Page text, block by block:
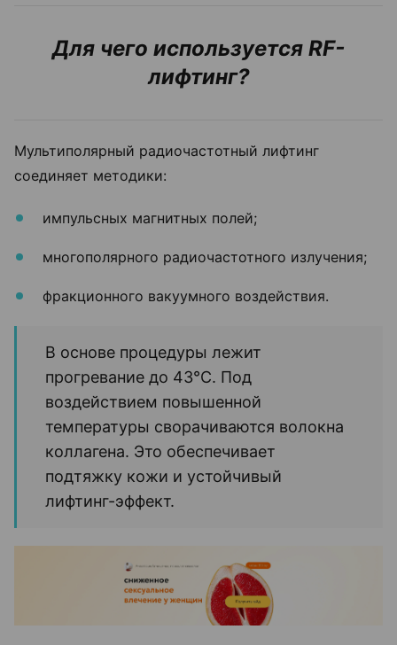
Для чего используется RF-
лифтинг?
Мультиполярный радиочастотный лифтинг
соединяет методики:
импульсных магнитных полей;
многополярного радиочастотного излучения;
фракционного вакуумного воздействия.
В основе процедуры лежит
прогревание до 43°С. Под
воздействием повышенной
температуры сворачиваются волокна
коллагена. Это обеспечивает
подтяжку кожи и устойчивый
лифтинг-эффект.